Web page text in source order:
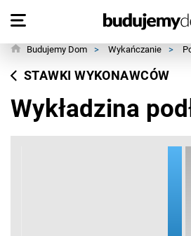
Budujemy Dom > Wykańczanie >
STAWKI WYKONAWCÓW
Wykładzina